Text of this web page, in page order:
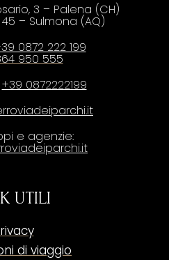
3 – Palena (CH)
– Sulmona (AQ)
0872 222 199
950 555
+39 0872222199
e agenzie:
UTILI
di viaggio